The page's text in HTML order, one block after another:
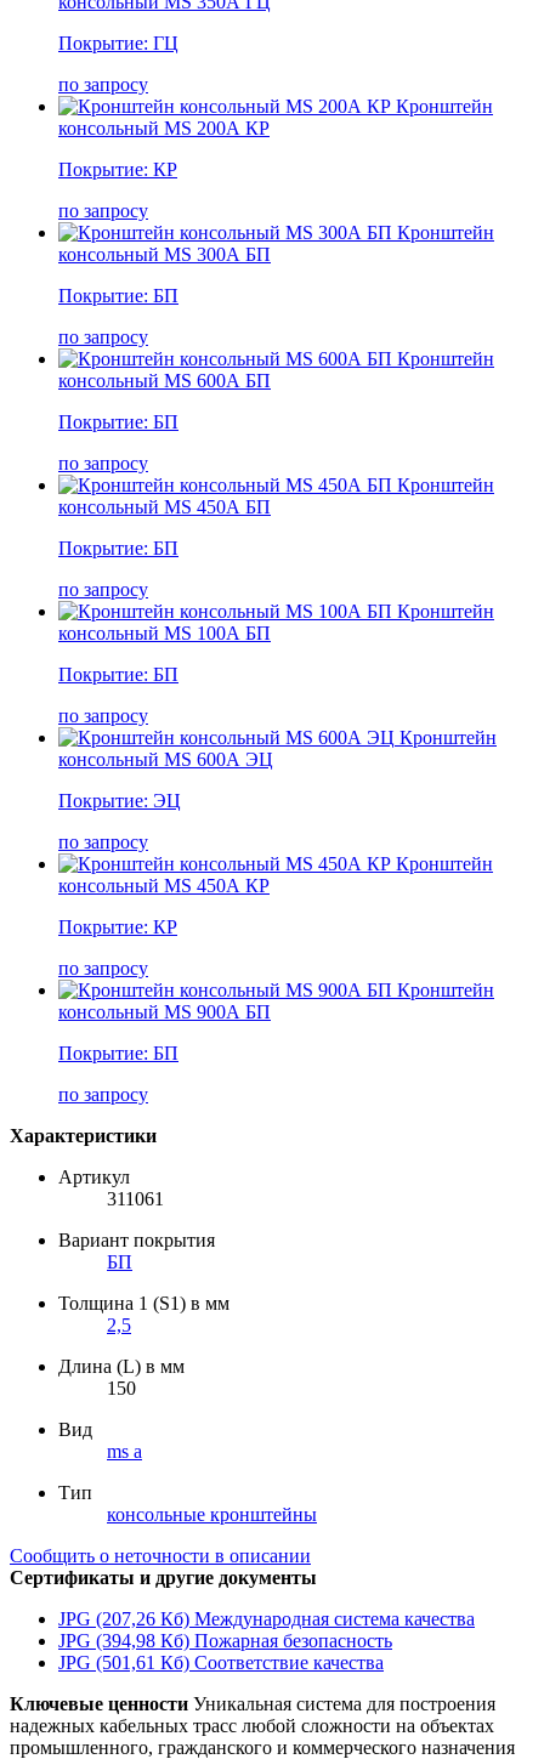
Покрытие: ГЦ
по запросу
Кронштейн
консольный MS 200А КР
Покрытие: КР
по запросу
Кронштейн
консольный MS 300А БП
Покрытие: БП
по запросу
Кронштейн
консольный MS 600А БП
Покрытие: БП
по запросу
Кронштейн
консольный MS 450А БП
Покрытие: БП
по запросу
Кронштейн
консольный MS 100А БП
Покрытие: БП
по запросу
Кронштейн
консольный MS 600А ЭЦ
Покрытие: ЭЦ
по запросу
Кронштейн
консольный MS 450А КР
Покрытие: КР
по запросу
Кронштейн
консольный MS 900А БП
Покрытие: БП
по запросу
Характеристики
Артикул
311061
Вариант покрытия
БП
Толщина 1 (S1) в мм
2,5
Длина (L) в мм
150
Вид
ms a
Тип
консольные кронштейны
Сообщить о неточности в описании
Сертификаты и другие документы
JPG (207,26 Кб) Международная система качества
JPG (394,98 Кб) Пожарная безопасность
JPG (501,61 Кб) Соответствие качества
Ключевые ценности Уникальная система для построения
надежных кабельных трасс любой сложности на объектах
промышленного, гражданского и коммерческого назначения